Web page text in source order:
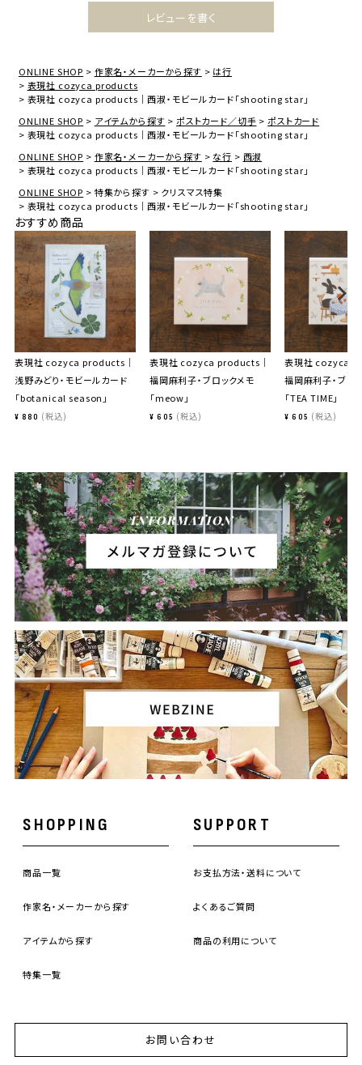
レビューを書く
ONLINE SHOP 作家名・メーカーから探す
は行
表現社 cozyca products
表現社 cozyca products｜西淑・モビールカード「shooting star」
ONLINE SHOP
アイテムから探す ポストカード／切手
ポストカード
表現社 cozyca products｜西淑・モビールカード「shooting star」
ONLINE SHOP
作家名・メーカーから探す な行
西淑
表現社 cozyca products｜西淑・モビールカード「shooting star」
ONLINE SHOP
特集から探す
クリスマス特集
表現社 cozyca products｜西淑・モビールカード「shooting star」
おすすめ商品
表現社 cozyca products｜
浅野みどり・モビールカード
「botanical season」
¥ 880 税込
表現社 cozyca products｜
福岡麻利子・ブロックメモ
「meow」
¥ 605 税込
表現社 cozyca
福岡麻利子・ブロ
「TEA TIME」
¥ 605 税込
SHOPPING
商品一覧
作家名・メーカーから探す
アイテムから探す
特集一覧
SUPPORT
お支払方法・送料について
よくあるご質問
商品の利用について
お問い合わせ